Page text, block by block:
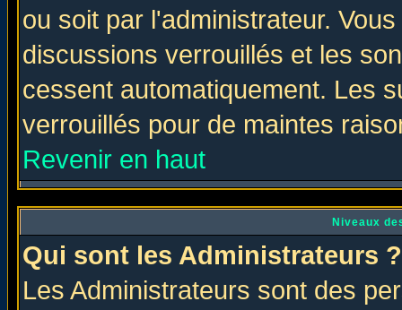
ou soit par l'administrateur.
discussions verrouillés et les
cessent automatiquement. Les
verrouillés pour de maintes
Revenir en haut
Niveaux
Qui sont les Administrateurs ?
Les Administrateurs sont des